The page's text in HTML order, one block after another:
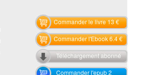
Commander le livre 13 €
Commander l'Ebook 6.4 €
Téléchargement abonné
Commander l'epub 2